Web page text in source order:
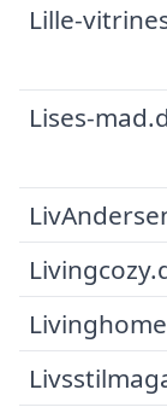
Lille-
Lises-